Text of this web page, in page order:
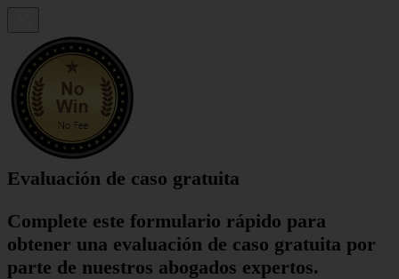
Evaluación de caso gratuita
Complete este formulario rápido para
obtener una evaluación de caso gratuita por
parte de nuestros abogados expertos.